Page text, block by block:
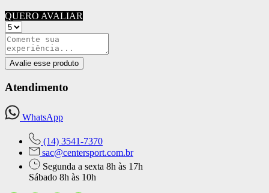
QUERO AVALIAR
Avalie esse produto
Atendimento
WhatsApp
(14) 3541-7370
sac@centersport.com.br
Segunda a sexta 8h às 17h
Sábado 8h às 10h